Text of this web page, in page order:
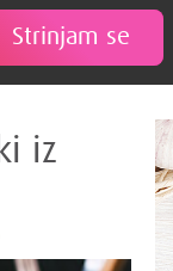
iz
Strinjam se